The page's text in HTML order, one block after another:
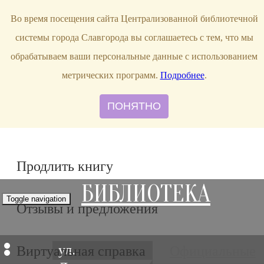
bibl-serv@mail.ru
Продлить книгу
Отзывы и предложения
Виртуальная справка
ул.
Toggle navigation БИБЛИОТЕКА
Во время посещения сайта Централизованной библиотечной
системы города Славгорода вы соглашаетесь с тем, что мы
обрабатываем ваши персональные данные с использованием
метрических программ. Подробнее.
ПОНЯТНО